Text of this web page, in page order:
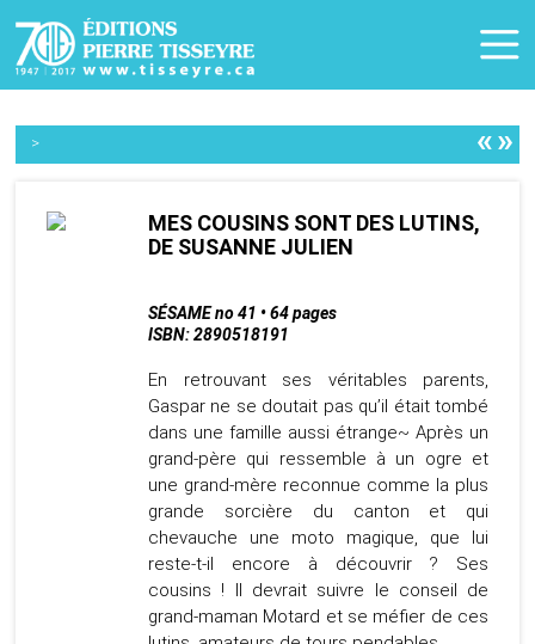
> «»
MES COUSINS SONT DES LUTINS,
DE SUSANNE JULIEN
SÉSAME no 41 • 64 pages
ISBN: 2890518191
En retrouvant ses véritables parents,
Gaspar ne se doutait pas qu’il était tombé
dans une famille aussi étrange~ Après un
grand-père qui ressemble à un ogre et
une grand-mère reconnue comme la plus
grande sorcière du canton et qui
chevauche une moto magique, que lui
reste-t-il encore à découvrir ? Ses
cousins ! Il devrait suivre le conseil de
grand-maman Motard et se méfier de ces